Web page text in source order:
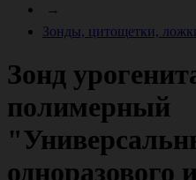
→
Зонды, цитощетки,
Зонд
полимерный
одноразового